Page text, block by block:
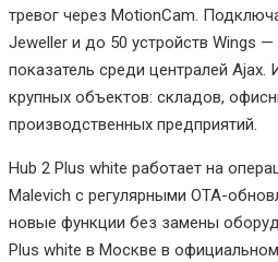
тревог через MotionCam.
Jeweller и до 50 устройств Wings
показатель среди централей
крупных объектов: складов,
производственных предприятий.
Hub 2 Plus white работает на
Malevich с регулярными OTA-
новые функции без замены
Plus white в Москве в